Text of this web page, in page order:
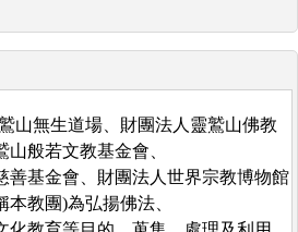
山無生道場、財團法人靈鷲山佛教
般若文教基金會、
善基金會、財團法人世界宗教博物館
教團)為弘揚佛法、